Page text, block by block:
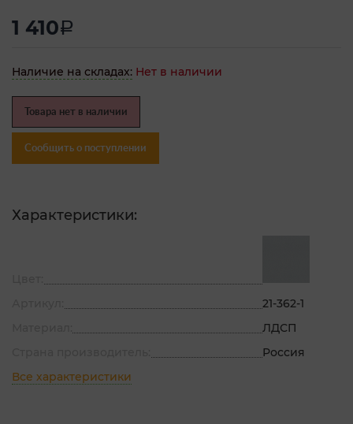
1 410a
Наличие на складах: Нет в наличии
Товара нет в наличии
Сообщить о поступлении
Характеристики:
21-362-1
ЛДСП
Россия
Все характеристики